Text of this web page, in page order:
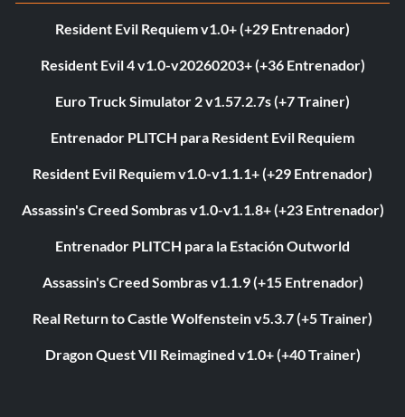
Resident Evil Requiem v1.0+ (+29 Entrenador)
Resident Evil 4 v1.0-v20260203+ (+36 Entrenador)
Euro Truck Simulator 2 v1.57.2.7s (+7 Trainer)
Entrenador PLITCH para Resident Evil Requiem
Resident Evil Requiem v1.0-v1.1.1+ (+29 Entrenador)
Assassin's Creed Sombras v1.0-v1.1.8+ (+23 Entrenador)
Entrenador PLITCH para la Estación Outworld
Assassin's Creed Sombras v1.1.9 (+15 Entrenador)
Real Return to Castle Wolfenstein v5.3.7 (+5 Trainer)
Dragon Quest VII Reimagined v1.0+ (+40 Trainer)